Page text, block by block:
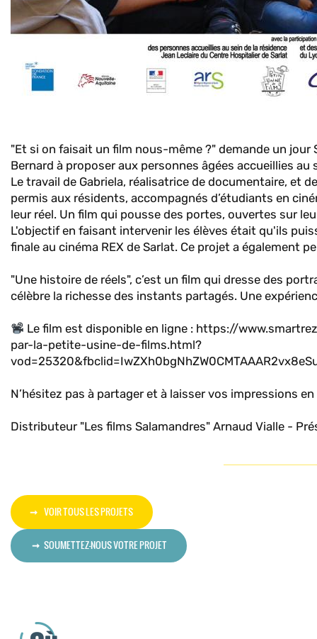
"Et si on faisait un film nous-même ?" demande un jour
Bernard à proposer aux personnes âgées accueillies au
Le travail de Gabriela, réalisatrice de documentaire, et
permis aux résidents, accompagnés d’étudiants en
leur réel. Un film qui pousse des portes, ouvertes sur
L'objectif en faisant intervenir les élèves était qu'ils
finale au cinéma REX de Sarlat. Ce projet a
"Une histoire de réels", c’est un film qui dresse des
célèbre la richesse des instants partagés. Une
Le film est disponible en ligne : https://
par-la-petite-usine-de-films.html?
N’hésitez pas à partager et à laisser vos impressions
Distributeur "Les films Salamandres" Arnaud Vialle -
VOIR TOUS LES PROJETS
SOUMETTEZ-NOUS VOTRE PROJET